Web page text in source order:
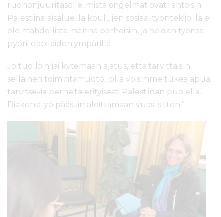
ruohonjuuritasolle, mistä ongelmat ovat lähtöisin.
Palestiinalaisalueilla koulujen sosiaalityöntekijöillä ei
ole mahdollista mennä perheisiin, ja heidän työnsä
pyörii oppilaiden ympärillä.
Jo tuolloin jäi kytemään ajatus, että tarvittaisiin
sellainen toimintamuoto, jolla voisimme tukea apua
tarvitsevia perheitä erityisesti Palestiinan puolella.
Diakoniatyö päästiin aloittamaan vuosi sitten.”